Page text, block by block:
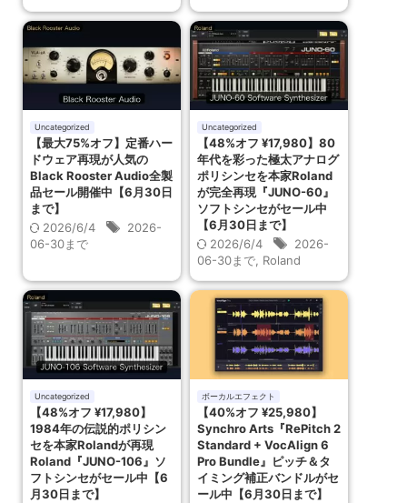
Uncategorized
【最大75%オフ】定番ハー
ドウェア再現が人気の
Black Rooster Audio全製
品セール開催中【6月30日
まで】
2026/6/4
2026-
06-30まで
Uncategorized
【48%オフ ¥17,980】80
年代を彩った極太アナログ
ポリシンセを本家Roland
が完全再現『JUNO-60』
ソフトシンセがセール中
【6月30日まで】
2026/6/4
2026-
06-30まで Roland
Uncategorized
【48%オフ ¥17,980】
1984年の伝説的ポリシン
セを本家Rolandが再現
Roland『JUNO-106』ソ
フトシンセがセール中【6
月30日まで】
ボーカルエフェクト
【40%オフ ¥25,980】
Synchro Arts『RePitch 2
Standard + VocAlign 6
Pro Bundle』ピッチ＆タ
イミング補正バンドルがセ
ール中【6月30日まで】